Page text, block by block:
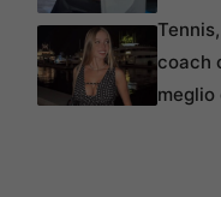
coach
meglio